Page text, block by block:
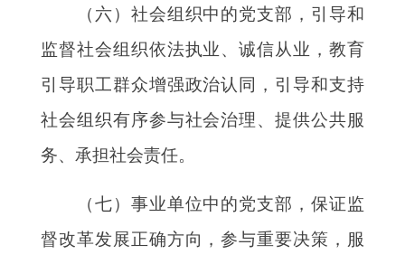
（六）社会组织中的党支部，引导和
监督社会组织依法执业、诚信从业，教育
引导职工群众增强政治认同，引导和支持
社会组织有序参与社会治理、提供公共服
务、承担社会责任。
（七）事业单位中的党支部，保证监
督改革发展正确方向，参与重要决策，服